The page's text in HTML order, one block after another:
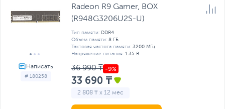
# 180258
Radeon R9 Gamer, BOX
(R948G3206U2S-U)
Тип памяти: DDR4
Объем памяти: 8 ГБ
Тактовая частота памяти: 3200 МГц
Напряжение питания: 1.35 В
36 990 ₸
33 690 ₸
2 808 ₸ x 12 мес